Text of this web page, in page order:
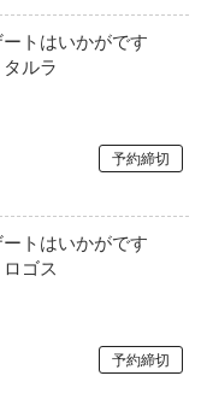
トはいかがです
ルラ
予約締切
トはいかがです
ゴス
予約締切
ィオン
ゼリオン
コミックス)
ズ
ジ・ミュータント・ニンジ